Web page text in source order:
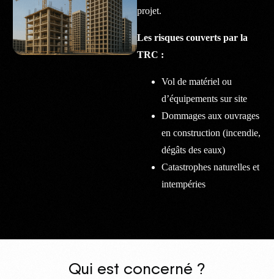
projet.
Les risques couverts par la
TRC :
Vol de matériel ou
d’équipements sur site
Dommages aux ouvrages
en construction (incendie,
dégâts des eaux)
Catastrophes naturelles et
intempéries
Qui est concerné ?